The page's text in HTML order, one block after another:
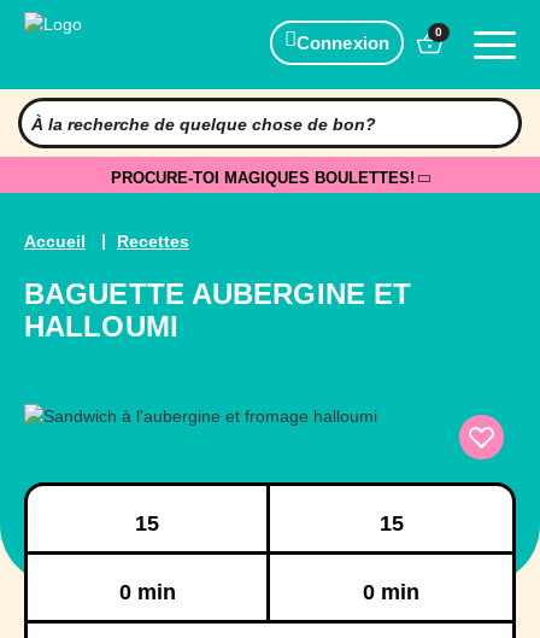
Connexion
0
PROCURE-TOI MAGIQUES BOULETTES!
Accueil Recettes
BAGUETTE AUBERGINE ET
HALLOUMI
15 15
0 min 0 min